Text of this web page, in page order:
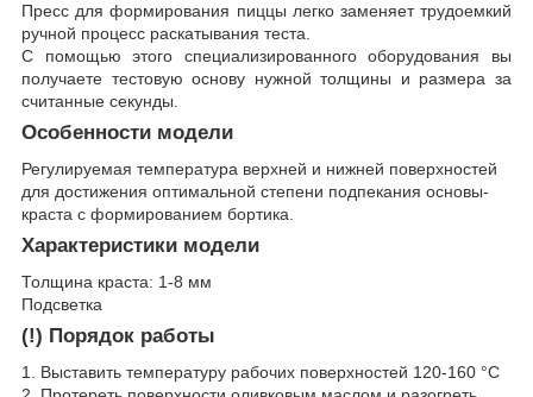
Пресс для формирования пиццы легко заменяет трудоемкий
ручной процесс раскатывания теста.
С помощью этого специализированного оборудования вы
получаете тестовую основу нужной толщины и размера за
считанные секунды.
Особенности модели
Регулируемая температура верхней и нижней поверхностей
для достижения оптимальной степени подпекания основы-
краста с формированием бортика.
Характеристики модели
Толщина краста: 1-8 мм
Подсветка
(!) Порядок работы
1. Выставить температуру рабочих поверхностей 120-160 °С